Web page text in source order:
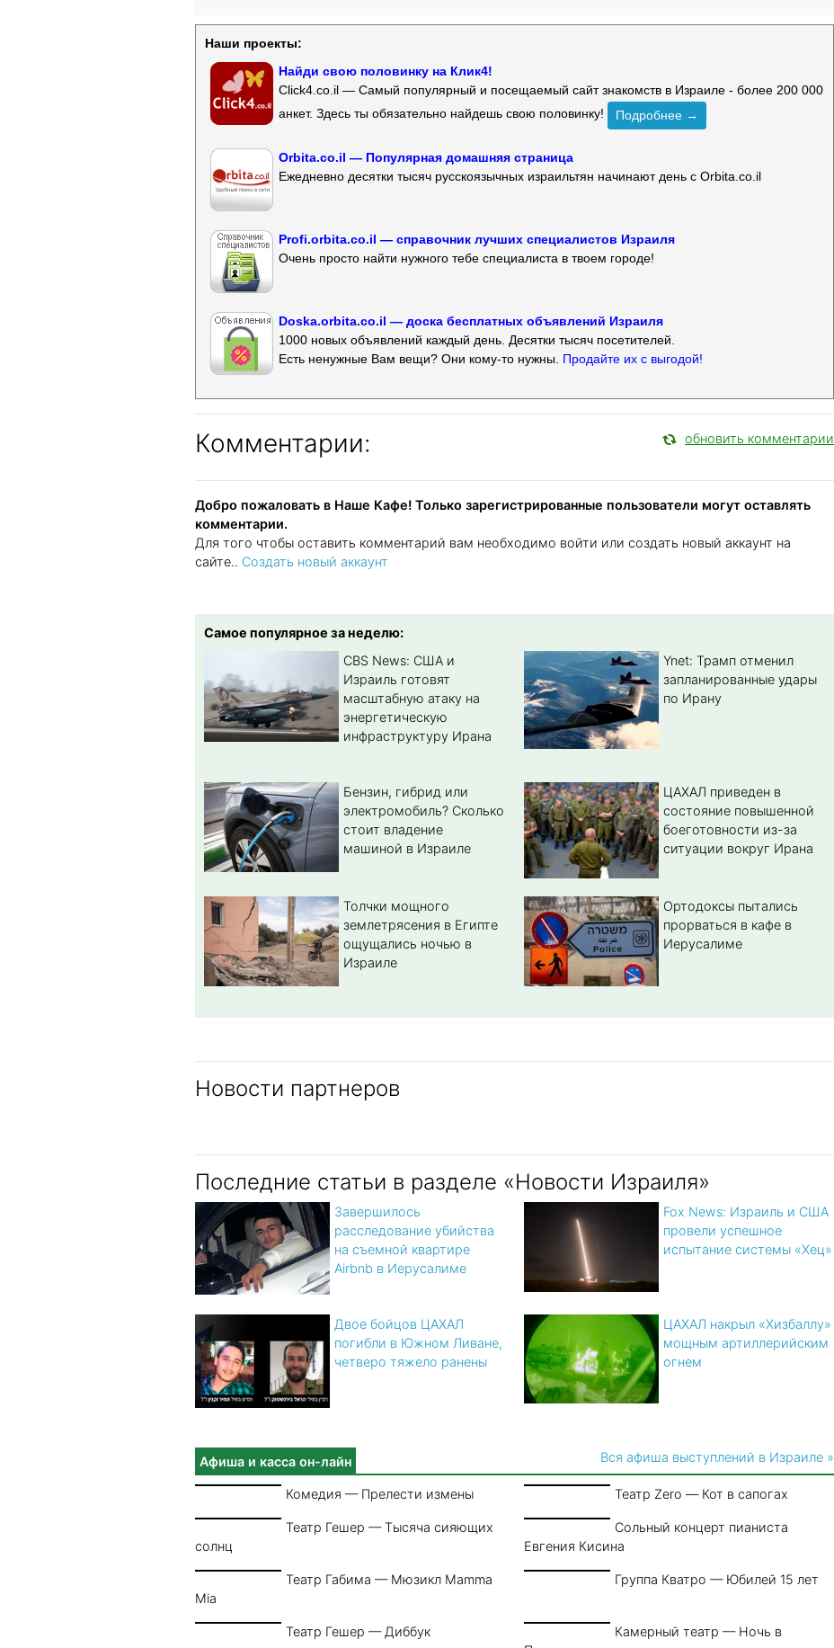
Наши проекты:
Найди свою половинку на Клик4!
Click4.co.il — Самый популярный и посещаемый сайт знакомств в Израиле - более 200 000
анкет. Здесь ты обязательно найдешь свою половинку!
Подробнее →
Orbita.co.il — Популярная домашняя страница
Ежедневно десятки тысяч русскоязычных израильтян начинают день с Orbita.co.il
Profi.orbita.co.il — справочник лучших специалистов Израиля
Очень просто найти нужного тебе специалиста в твоем городе!
Doska.orbita.co.il — доска бесплатных объявлений Израиля
1000 новых объявлений каждый день. Десятки тысяч посетителей.
Есть ненужные Вам вещи? Они кому-то нужны. Продайте их с выгодой!
Комментарии: обновить комментарии
Добро пожаловать в Наше Кафе! Только зарегистрированные пользователи могут оставлять
комментарии.
Для того чтобы оставить комментарий вам необходимо войти или создать новый аккаунт на
сайте.. Создать новый аккаунт
Самое популярное за неделю:
CBS News: США и
Израиль готовят
масштабную атаку на
энергетическую
инфраструктуру Ирана
Ynet: Трамп отменил
запланированные удары
по Ирану
Бензин, гибрид или
электромобиль? Cколько
стоит владение
машиной в Израиле
ЦАХАЛ приведен в
состояние повышенной
боеготовности из-за
ситуации вокруг Ирана
Толчки мощного
землетрясения в Египте
ощущались ночью в
Израиле
Ортодоксы пытались
прорваться в кафе в
Иерусалиме
Новости партнеров
Последние статьи в разделе «Новости Израиля»
Завершилось
расследование убийства
на съемной квартире
Airbnb в Иерусалиме
Fox News: Израиль и США
провели успешное
испытание системы «Хец»
Двое бойцов ЦАХАЛ
погибли в Южном Ливане,
четверо тяжело ранены
ЦАХАЛ накрыл «Хизбаллу»
мощным артиллерийским
огнем
Афиша и касса он-лайн Вся афиша выступлений в Израиле »
Комедия — Прелести измены Театр Zero — Кот в сапогах
Театр Гешер — Тысяча сияющих
солнц
Сольный концерт пианиста
Евгения Кисина
Театр Габима — Мюзикл Mamma
Mia
Группа Кватро — Юбилей 15 лет
Театр Гешер — Диббук
Камерный театр — Ночь в